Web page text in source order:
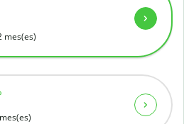
mes(es)